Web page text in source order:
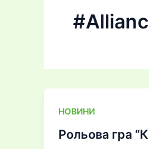
НОВИНИ
Рольова гра